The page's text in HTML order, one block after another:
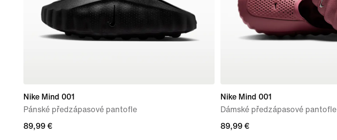
Nike Mind 001
Pánské předzápasové pantofle
89,99 €
89,99 €
Nike Mind 001
Dámské předzápasové pantofle
89,99 €
89,99 €